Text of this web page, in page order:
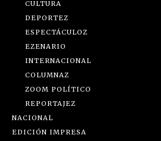
CULTURA
DEPORTEZ
ESPECTÁCULOZ
EZENARIO
INTERNACIONAL
COLUMNAZ
ZOOM POLÍTICO
REPORTAJEZ
NACIONAL
EDICIÓN IMPRESA